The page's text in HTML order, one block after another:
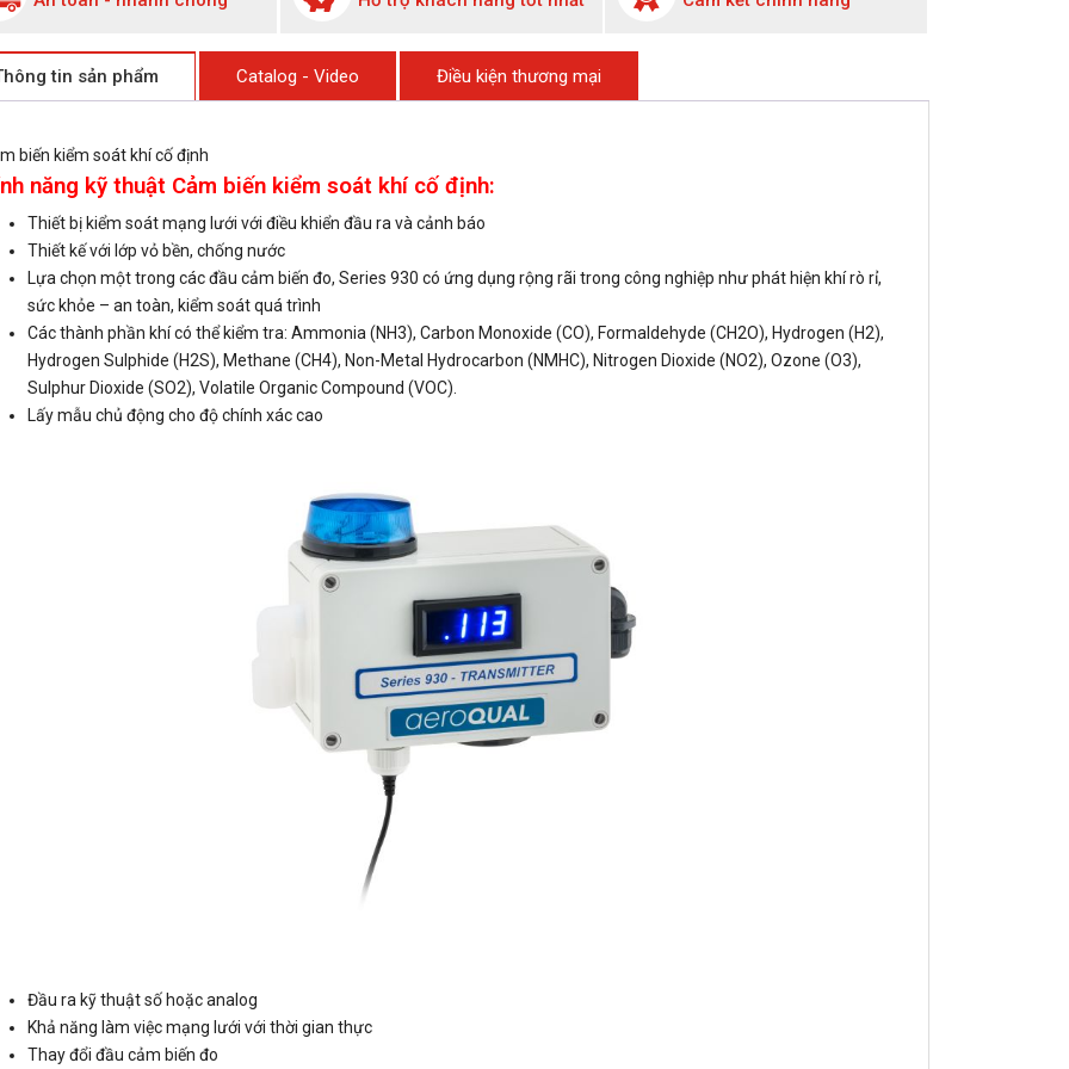
tin sản phẩm Catalog - Video Điều kiện thương mại
biến kiểm soát khí cố định
năng kỹ thuật Cảm biến kiểm soát khí cố định:
Thiết bị kiểm soát mạng lưới với điều khiển đầu ra và cảnh báo
Thiết kế với lớp vỏ bền, chống nước
Lựa chọn một trong các đầu cảm biến đo, Series 930 có ứng dụng rộng rãi trong công nghiệp như phát hiện khí rò rỉ,
sức khỏe – an toàn, kiểm soát quá trình
Các thành phần khí có thể kiểm tra: Ammonia (NH3), Carbon Monoxide (CO), Formaldehyde (CH2O), Hydrogen (H2),
Hydrogen Sulphide (H2S), Methane (CH4), Non-Metal Hydrocarbon (NMHC), Nitrogen Dioxide (NO2), Ozone (O3),
Sulphur Dioxide (SO2), Volatile Organic Compound (VOC).
Lấy mẫu chủ động cho độ chính xác cao
Đầu ra kỹ thuật số hoặc analog
Khả năng làm việc mạng lưới với thời gian thực
Thay đổi đầu cảm biến đo